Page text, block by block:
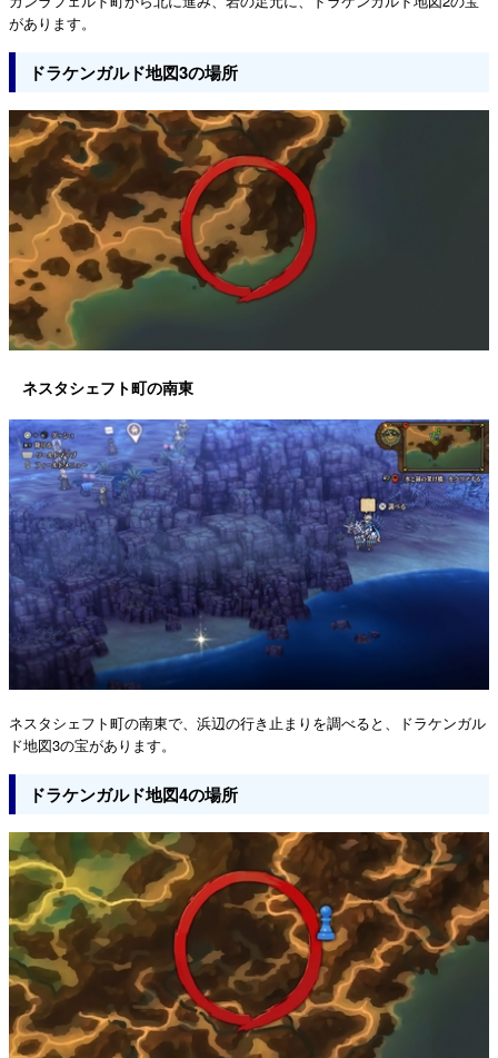
があります。
ドラケンガルド地図3の場所
ネスタシェフト町の南東
ネスタシェフト町の南東で、浜辺の行き止まりを調べると、ドラケンガル
ド地図3の宝があります。
ドラケンガルド地図4の場所